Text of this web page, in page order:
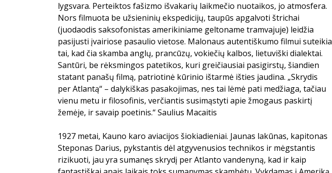
lygsvara. Perteiktos fašizmo išvakarių laikmečio nuotaikos, jo atmosfera.
Nors filmuota be užsieninių ekspedicijų, taupūs apgalvoti štrichai
(juodaodis saksofonistas amerikiniame geltoname tramvajuje) leidžia
pasijusti įvairiose pasaulio vietose. Malonaus autentiškumo filmui suteikia
tai, kad čia skamba anglų, prancūzų, vokiečių kalbos, lietuviški dialektai.
Santūri, be rėksmingos patetikos, kuri greičiausiai pasigirstų, šiandien
statant panašų filmą, patriotinė kūrinio ištarmė išties jaudina. „Skrydis
per Atlantą“ – dalykiškas pasakojimas, nes tai lėmė pati medžiaga, tačiau
vienu metu ir filosofinis, verčiantis susimąstyti apie žmogaus paskirtį
žemėje, ir savaip poetinis.“ Saulius Macaitis
1927 metai, Kauno karo aviacijos šiokiadieniai. Jaunas lakūnas, kapitonas
Steponas Darius, pykstantis dėl atgyvenusios technikos ir mėgstantis
rizikuoti, jau yra sumanęs skrydį per Atlanto vandenyną, kad ir kaip